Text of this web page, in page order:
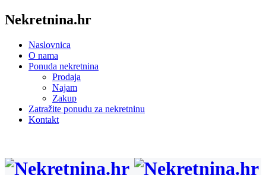
Nekretnina.hr
Naslovnica
O nama
Ponuda nekretnina
Prodaja
Najam
Zakup
Zatražite ponudu za nekretninu
Kontakt